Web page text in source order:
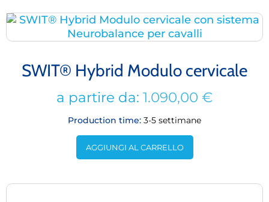
SWIT® Hybrid Modulo cervicale
a partire da: 1.090,00 €
Production time: 3-5 settimane
AGGIUNGI AL CARRELLO